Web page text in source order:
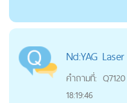
Nd:YAG Laser
คำถามที่: Q7120
18:19:46